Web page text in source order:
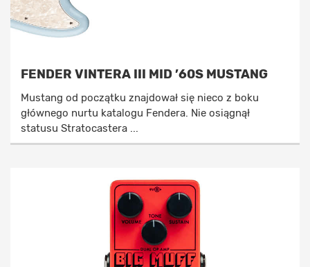
FENDER VINTERA III MID ’60S MUSTANG
Mustang od początku znajdował się nieco z boku
głównego nurtu katalogu Fendera. Nie osiągnął
statusu Stratocastera ...